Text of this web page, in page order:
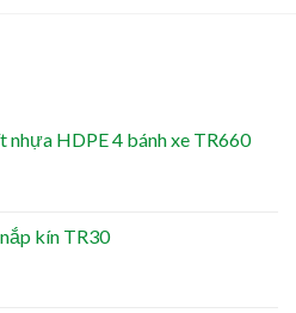
nhựa HDPE 4 bánh xe TR660
kín TR30